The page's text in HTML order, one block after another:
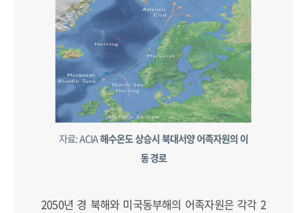
자료: ACIA해수온도 상승시 북대서양 어족자원의 이
동 경로
2050년 경 북해와 미국동부해의 어족자원은 각각 2